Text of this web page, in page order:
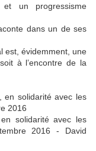
et un progressisme
dans un de ses
est, évidemment, une
à l’encontre de la
solidarité avec les
2016 - David